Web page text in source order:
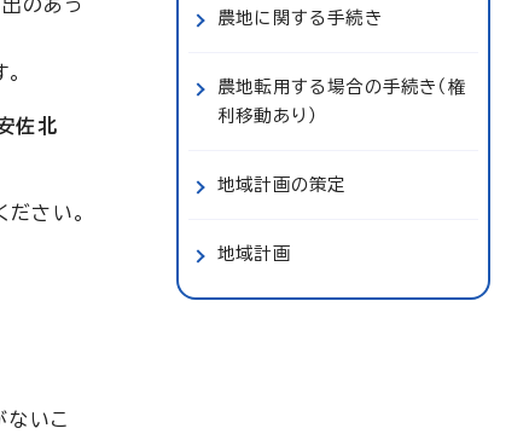
のあっ
佐北
さい。
ないこ
農地に関する手続き
農地転用する場合の手続き（権
利移動あり）
地域計画の策定
地域計画